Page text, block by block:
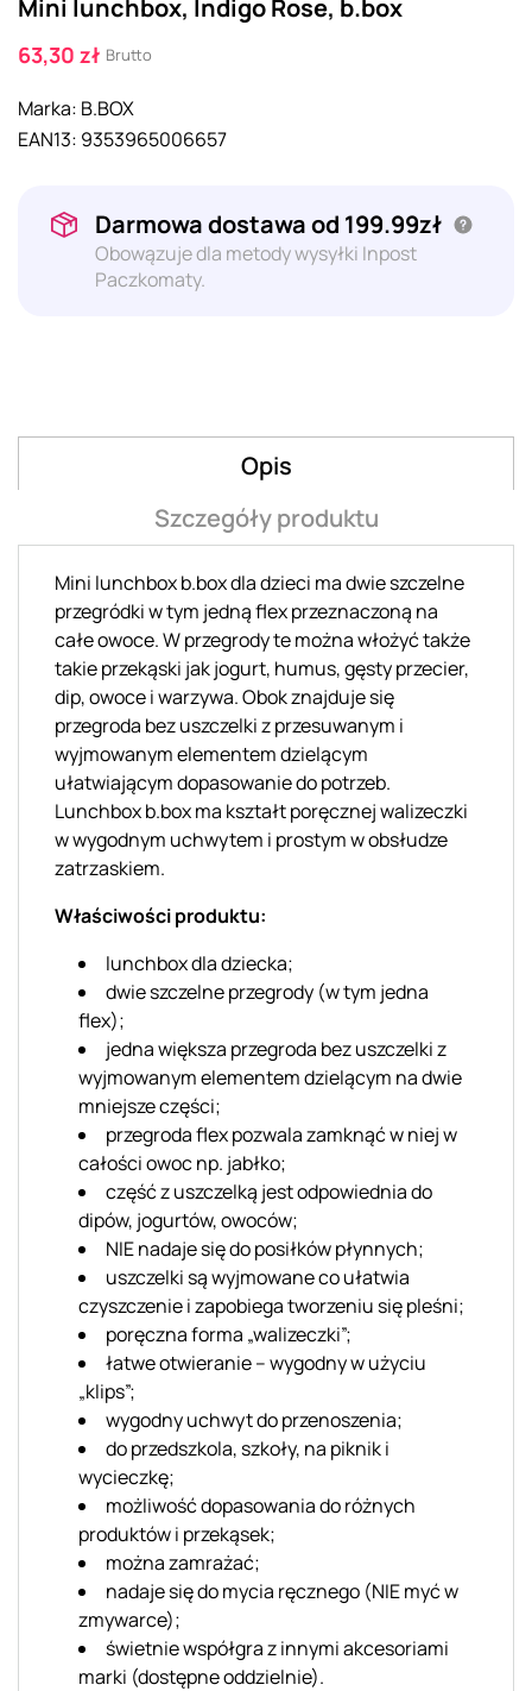
Mini lunchbox, Indigo Rose, b.box
63,30 zł Brutto
Marka: B.BOX
EAN13: 9353965006657
Darmowa dostawa od 199.99zł
Obowązuje dla metody wysyłki Inpost
Paczkomaty.
Opis
Szczegóły produktu
Mini lunchbox b.box dla dzieci ma dwie szczelne
przegródki w tym jedną flex przeznaczoną na
całe owoce. W przegrody te można włożyć także
takie przekąski jak jogurt, humus, gęsty przecier,
dip, owoce i warzywa. Obok znajduje się
przegroda bez uszczelki z przesuwanym i
wyjmowanym elementem dzielącym
ułatwiającym dopasowanie do potrzeb.
Lunchbox b.box ma kształt poręcznej walizeczki
w wygodnym uchwytem i prostym w obsłudze
zatrzaskiem.
Właściwości produktu:
lunchbox dla dziecka;
dwie szczelne przegrody (w tym jedna
flex);
jedna większa przegroda bez uszczelki z
wyjmowanym elementem dzielącym na dwie
mniejsze części;
przegroda flex pozwala zamknąć w niej w
całości owoc np. jabłko;
część z uszczelką jest odpowiednia do
dipów, jogurtów, owoców;
NIE nadaje się do posiłków płynnych;
uszczelki są wyjmowane co ułatwia
czyszczenie i zapobiega tworzeniu się pleśni;
poręczna forma „walizeczki”;
łatwe otwieranie – wygodny w użyciu
„klips”;
wygodny uchwyt do przenoszenia;
do przedszkola, szkoły, na piknik i
wycieczkę;
możliwość dopasowania do różnych
produktów i przekąsek;
można zamrażać;
nadaje się do mycia ręcznego (NIE myć w
zmywarce);
świetnie współgra z innymi akcesoriami
marki (dostępne oddzielnie).